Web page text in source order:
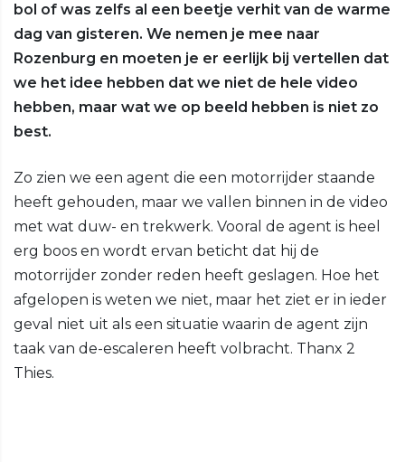
bol of was zelfs al een beetje verhit van de warme
dag van gisteren. We nemen je mee naar
Rozenburg en moeten je er eerlijk bij vertellen dat
we het idee hebben dat we niet de hele video
hebben, maar wat we op beeld hebben is niet zo
best.
Zo zien we een agent die een motorrijder staande
heeft gehouden, maar we vallen binnen in de video
met wat duw- en trekwerk. Vooral de agent is heel
erg boos en wordt ervan beticht dat hij de
motorrijder zonder reden heeft geslagen. Hoe het
afgelopen is weten we niet, maar het ziet er in ieder
geval niet uit als een situatie waarin de agent zijn
taak van de-escaleren heeft volbracht. Thanx 2
Thies.